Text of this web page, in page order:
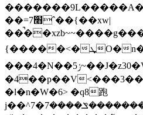
��=7׫ˆ��{��xw|
���4�N��ݬ5~��J�z30�V��Y���v<�ܿ{���j�U��W�O�W�w7���^�K�sx�?
�4��p��V
�l�n�W�6> �q8跑
j��^ܯ�������ݏ����7�7�ճ���MG�[�γ�`zே��